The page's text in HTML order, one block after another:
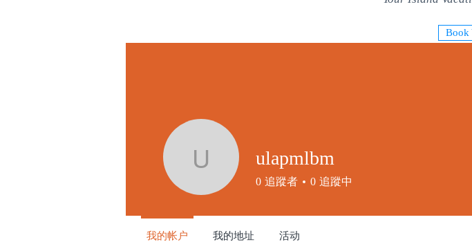
Book
ulapmlbm
ulapmlbm
0 追蹤者 0 追蹤中
我的帐户 我的地址 活动